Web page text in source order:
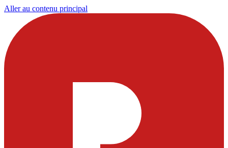
Aller au contenu principal